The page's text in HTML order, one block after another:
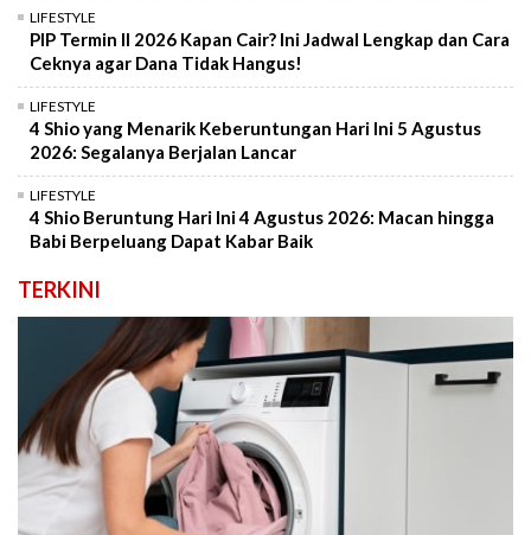
LIFESTYLE
PIP Termin II 2026 Kapan Cair? Ini Jadwal Lengkap dan Cara
Ceknya agar Dana Tidak Hangus!
LIFESTYLE
4 Shio yang Menarik Keberuntungan Hari Ini 5 Agustus
2026: Segalanya Berjalan Lancar
LIFESTYLE
4 Shio Beruntung Hari Ini 4 Agustus 2026: Macan hingga
Babi Berpeluang Dapat Kabar Baik
TERKINI